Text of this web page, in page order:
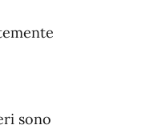
sono